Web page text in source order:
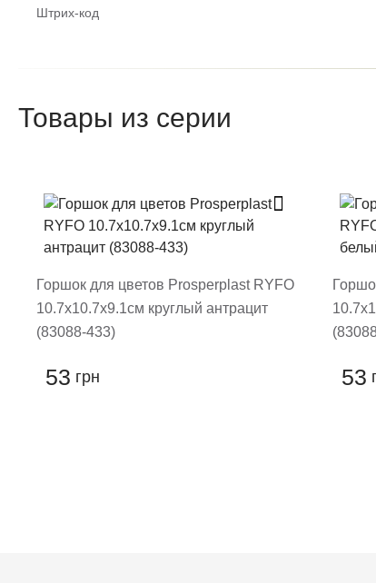
Штрих-код
Поставте
Товары из серии
Горшок для цветов Prosperplast RYFO
10.7х10.7х9.1см круглый антрацит
(83088-433)
53 грн 53